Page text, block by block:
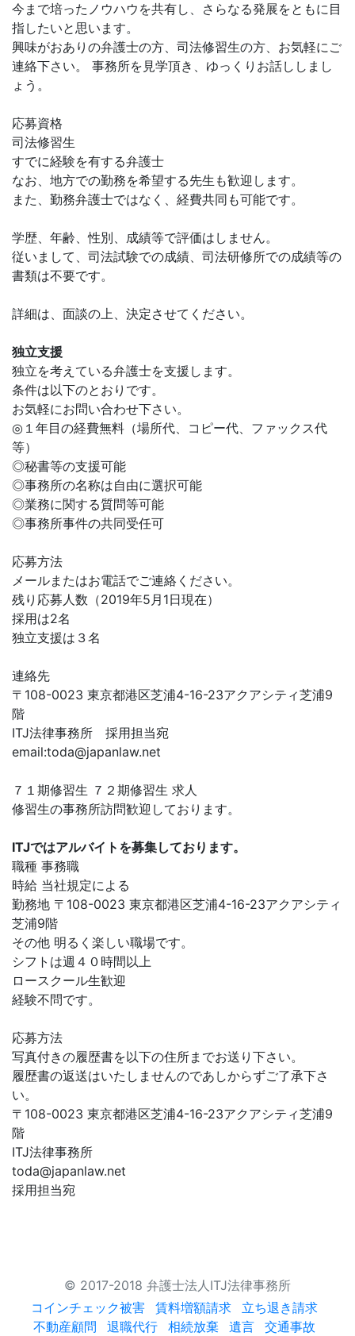
今まで培ったノウハウを共有し、さらなる発展をともに目
指したいと思います。
興味がおありの弁護士の方、司法修習生の方、お気軽にご
連絡下さい。 事務所を見学頂き、ゆっくりお話ししまし
ょう。
応募資格
司法修習生
すでに経験を有する弁護士
なお、地方での勤務を希望する先生も歓迎します。
また、勤務弁護士ではなく、経費共同も可能です。
学歴、年齢、性別、成績等で評価はしません。
従いまして、司法試験での成績、司法研修所での成績等の
書類は不要です。
詳細は、面談の上、決定させてください。
独立支援
独立を考えている弁護士を支援します。
条件は以下のとおりです。
お気軽にお問い合わせ下さい。
◎１年目の経費無料（場所代、コピー代、ファックス代
等）
◎秘書等の支援可能
◎事務所の名称は自由に選択可能
◎業務に関する質問等可能
◎事務所事件の共同受任可
応募方法
メールまたはお電話でご連絡ください。
残り応募人数（2019年5月1日現在）
採用は2名
独立支援は３名
連絡先
〒108-0023 東京都港区芝浦4-16-23アクアシティ芝浦9
階
ITJ法律事務所 採用担当宛
email:toda@japanlaw.net
７１期修習生 ７２期修習生 求人
修習生の事務所訪問歓迎しております。
ITJではアルバイトを募集しております。
職種 事務職
時給 当社規定による
勤務地 〒108-0023 東京都港区芝浦4-16-23アクアシティ
芝浦9階
その他 明るく楽しい職場です。
シフトは週４０時間以上
ロースクール生歓迎
経験不問です。
応募方法
写真付きの履歴書を以下の住所までお送り下さい。
履歴書の返送はいたしませんのであしからずご了承下さ
い。
〒108-0023 東京都港区芝浦4-16-23アクアシティ芝浦9
階
ITJ法律事務所
toda@japanlaw.net
採用担当宛
© 2017-2018 弁護士法人ITJ法律事務所
コインチェック被害
賃料増額請求
立ち退き請求
不動産顧問
退職代行 相続放棄 遺言 交通事故